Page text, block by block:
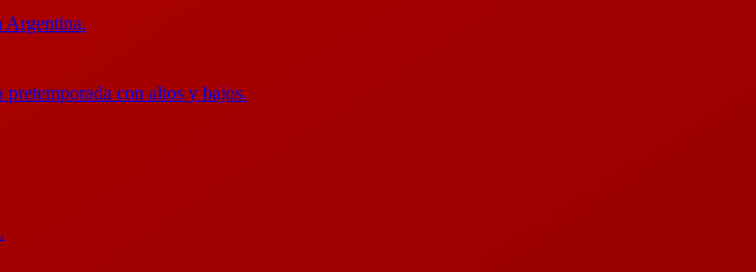
Argentina.
con altos y bajos.